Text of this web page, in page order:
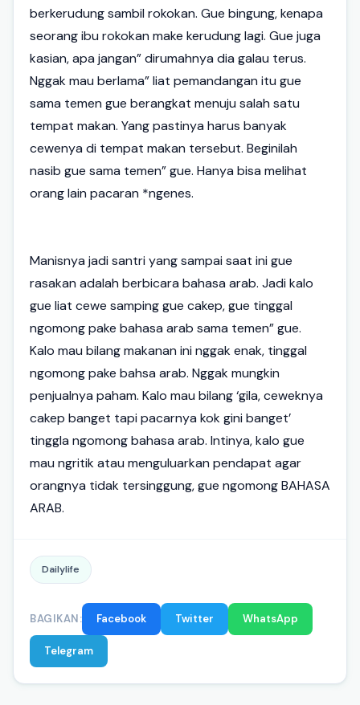
berkerudung sambil rokokan. Gue bingung, kenapa
seorang ibu rokokan make kerudung lagi. Gue juga
kasian, apa jangan” dirumahnya dia galau terus.
Nggak mau berlama” liat pemandangan itu gue
sama temen gue berangkat menuju salah satu
tempat makan. Yang pastinya harus banyak
cewenya di tempat makan tersebut. Beginilah
nasib gue sama temen” gue. Hanya bisa melihat
orang lain pacaran *ngenes.
Manisnya jadi santri yang sampai saat ini gue
rasakan adalah berbicara bahasa arab. Jadi kalo
gue liat cewe samping gue cakep, gue tinggal
ngomong pake bahasa arab sama temen” gue.
Kalo mau bilang makanan ini nggak enak, tinggal
ngomong pake bahsa arab. Nggak mungkin
penjualnya paham. Kalo mau bilang ‘gila, ceweknya
cakep banget tapi pacarnya kok gini banget’
tinggla ngomong bahasa arab. Intinya, kalo gue
mau ngritik atau menguluarkan pendapat agar
orangnya tidak tersinggung, gue ngomong BAHASA
ARAB.
Dailylife
BAGIKAN: Facebook Twitter WhatsApp
Telegram